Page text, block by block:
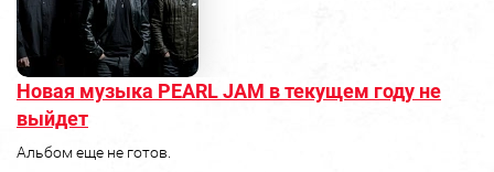
Новая музыка PEARL JAM в текущем году не
выйдет
Альбом еще не готов.